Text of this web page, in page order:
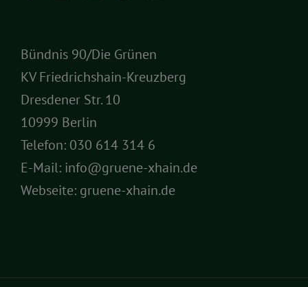
Bündnis 90/Die Grünen
KV Friedrichshain-Kreuzberg
Dresdener Str. 10
10999 Berlin
Telefon: 030 614 314 6
E-Mail: info@gruene-xhain.de
Webseite: gruene-xhain.de